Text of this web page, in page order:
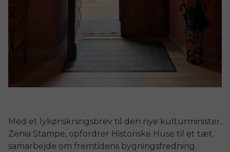
Med et lykønskningsbrev til den nye kulturminister,
Zenia Stampe, opfordrer Historiske Huse til et tæt
samarbejde om fremtidens bygningsfredning.